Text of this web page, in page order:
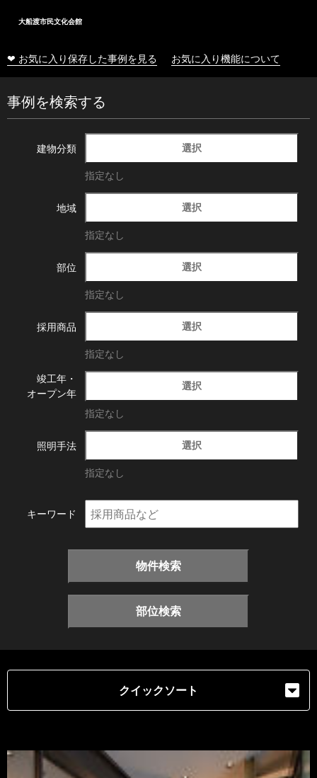
大船渡市民文化会館
❤ お気に入り保存した事例を見る お気に入り機能について
事例を検索する
建物分類 選択
指定なし
地域 選択
指定なし
部位 選択
指定なし
採用商品 選択
指定なし
竣工年・
オープン年
選択
指定なし
照明手法 選択
指定なし
キーワード
物件検索
部位検索
クイックソート